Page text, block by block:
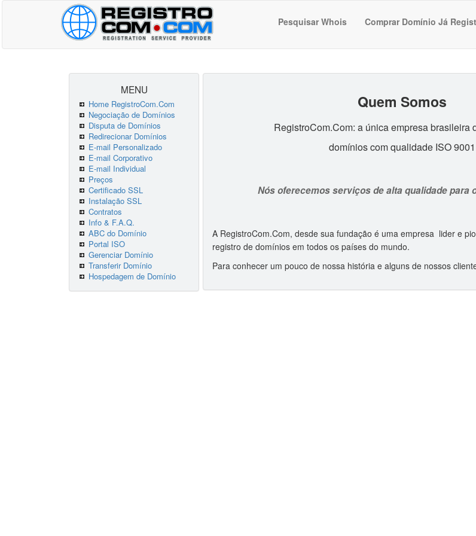
Pesquisar Whois Comprar Domínio Já
MENU
Home RegistroCom.Com
Negociação de Domínios
Disputa de Domínios
Redirecionar Domínios
E-mail Personalizado
E-mail Corporativo
E-mail Individual
Preços
Certificado SSL
Instalação SSL
Contratos
Info & F.A.Q.
ABC do Domínio
Portal ISO
Gerenciar Domínio
Transferir Domínio
Hospedagem de Domínio
Quem Somos
RegistroCom.Com: a única empresa brasileira
domínios com qualidade ISO 9001
Nós oferecemos serviços de alta qualidade para
A RegistroCom.Com, desde sua fundação é uma empresa lider e
registro de domínios em todos os países do mundo.
Para conhecer um pouco de nossa história e alguns de nossos